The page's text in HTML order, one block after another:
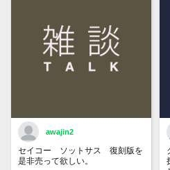
awajin2
セイコー ソットサス 復刻版を
是非売って欲しい。